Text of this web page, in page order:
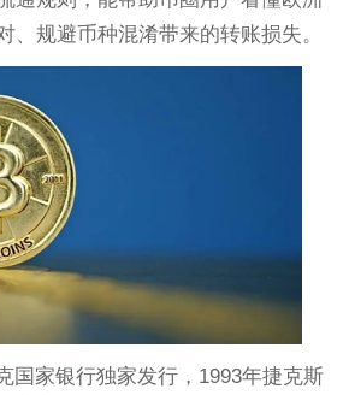
、规避币种混淆带来的转账损失。
国家银行独家发行，1993年捷克斯